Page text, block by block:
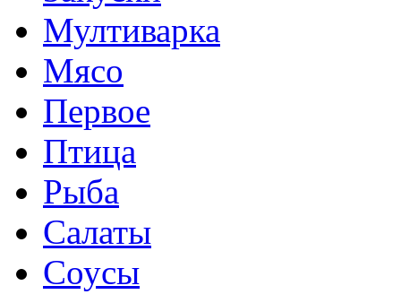
Мултиварка
Мясо
Первое
Птица
Рыба
Салаты
Соусы